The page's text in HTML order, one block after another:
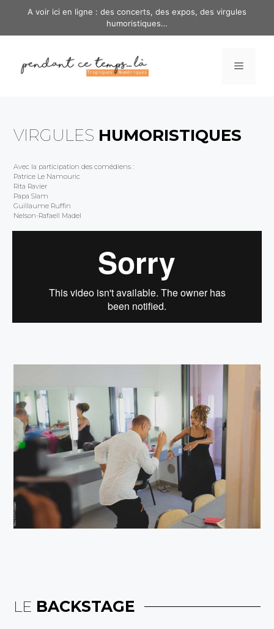
A voir ici en ligne : des concerts, des expos, des virgules
humoristiques…
VIRGULES HUMORISTIQUES
Avec la participation des comédiens :
Patrice Le Namouric
Rita Ravier
Papa Slam
Guillaume Ruffin
Nelson-Rafaell Madel
LE BACKSTAGE